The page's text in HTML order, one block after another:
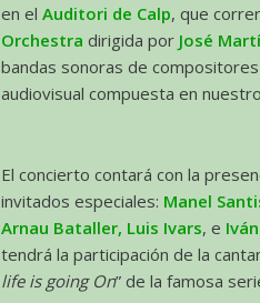
en elAuditori de Calp, que
Orchestra dirigida por José
bandas sonoras de
audiovisual compuesta en
El concierto contará con la
invitados especiales: Manel
Arnau Bataller, Luis Ivars, e
tendrá la participación de la
life is going On” de la famosa